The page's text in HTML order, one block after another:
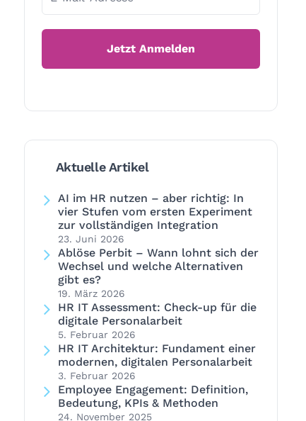
Aktuelle Artikel
AI im HR nutzen – aber richtig: In
vier Stufen vom ersten Experiment
zur vollständigen Integration
23. Juni 2026
Ablöse Perbit – Wann lohnt sich der
Wechsel und welche Alternativen
gibt es?
19. März 2026
HR IT Assessment: Check-up für die
digitale Personalarbeit
5. Februar 2026
HR IT Architektur: Fundament einer
modernen, digitalen Personalarbeit
3. Februar 2026
Employee Engagement: Definition,
Bedeutung, KPIs & Methoden
24. November 2025